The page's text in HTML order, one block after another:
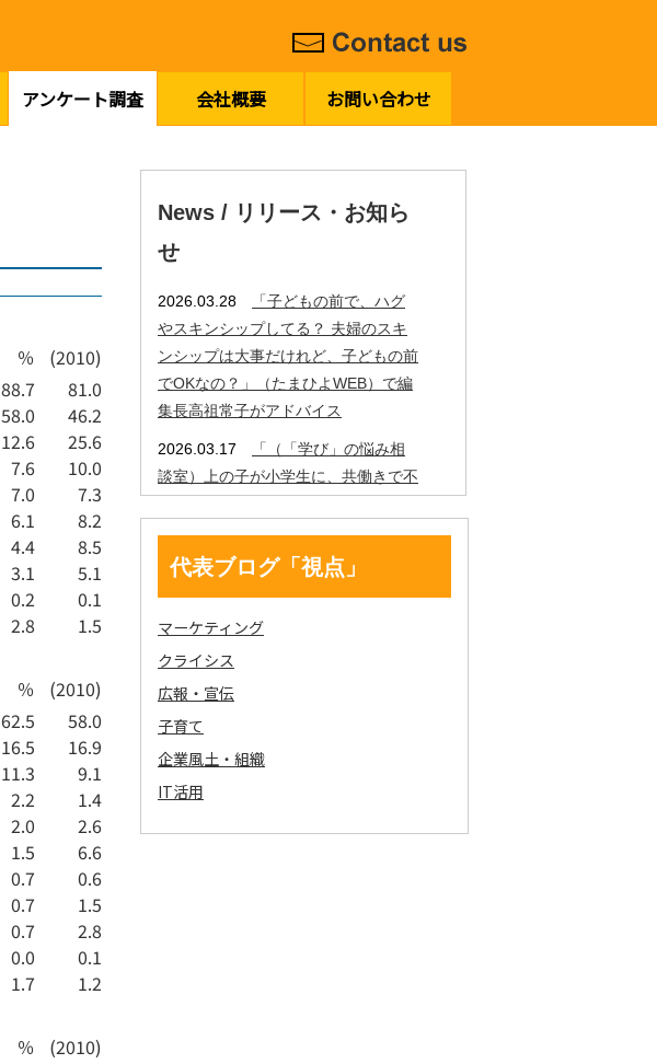
アンケート調査 会社概要 お問い合わせ
％
(2010)
88.7
58.0
12.6
7.6
7.0
6.1
4.4
3.1
0.2
2.8
81.0
46.2
25.6
10.0
7.3
8.2
8.5
5.1
0.1
1.5
％
(2010)
62.5
16.5
11.3
2.2
2.0
1.5
0.7
0.7
0.7
0.0
1.7
58.0
16.9
9.1
1.4
2.6
6.6
0.6
1.5
2.8
0.1
1.2
％
(2010)
代表ブログ「視点」
マーケティング
クライシス
広報・宣伝
子育て
企業風土・組織
IT活用